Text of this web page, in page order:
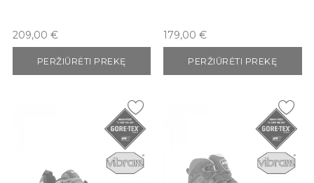
Kaina
209,00 €
PERŽIŪRĖTI PREKĘ
Kaina
179,00 €
PERŽIŪRĖTI PREKĘ